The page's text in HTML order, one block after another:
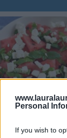
Personal
If you wish to